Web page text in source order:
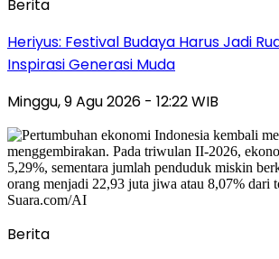
Berita
Heriyus: Festival Budaya Harus Jadi
Inspirasi Generasi Muda
Minggu, 9 Agu 2026 - 12:22 WIB
Berita